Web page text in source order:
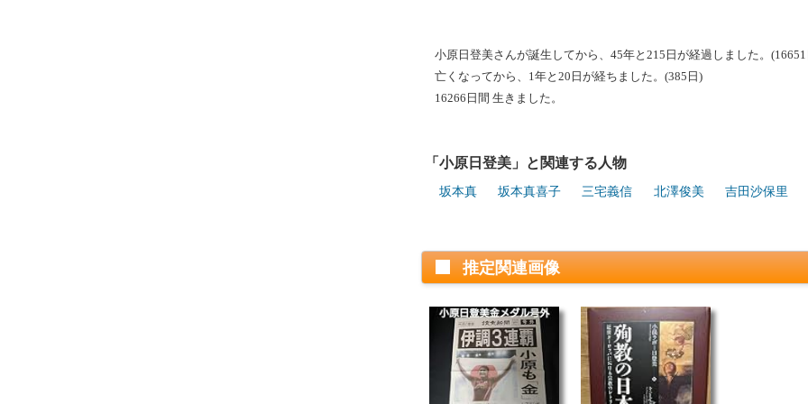
小原日登美さんが誕生してから、45年と215日が経過しました。
亡くなってから、1年と20日が経ちました。(385日)
16266日間 生きました。
「小原日登美」と関連する人物
坂本真 坂本真喜子 三宅義信 北澤俊美 吉田沙保里
推定関連画像